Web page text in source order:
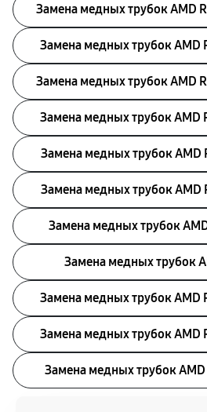
Замена медных трубок AMD
Замена медных трубок AMD
Замена медных трубок AMD
Замена медных трубок AMD
Замена медных трубок AMD
Замена медных трубок AMD
Замена медных трубок
Замена медных трубок
Замена медных трубок AMD
Замена медных трубок AMD
Замена медных трубок